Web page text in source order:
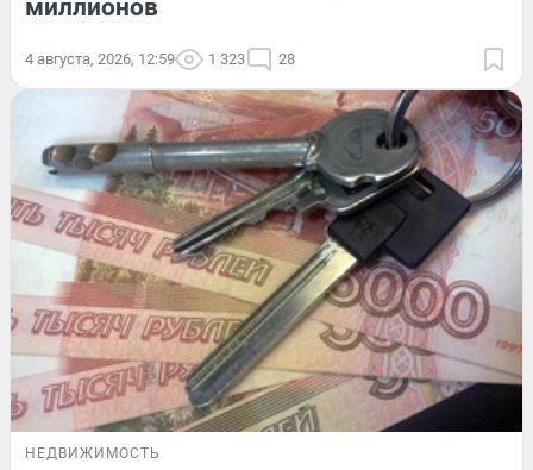
миллионов
4 августа, 2026, 12:59 1 323 28
НЕДВИЖИМОСТЬ